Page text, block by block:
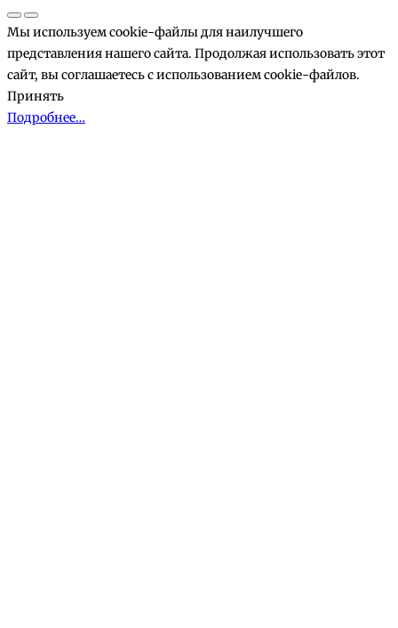
Мы используем cookie-файлы для наилучшего
представления нашего сайта. Продолжая использовать этот
сайт, вы соглашаетесь с использованием cookie-файлов.
Принять
Подробнее…